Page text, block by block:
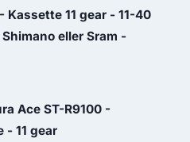
Kassette 11 gear - 11-40
eller Sram -
Ace ST-R9100 -
- 11 gear